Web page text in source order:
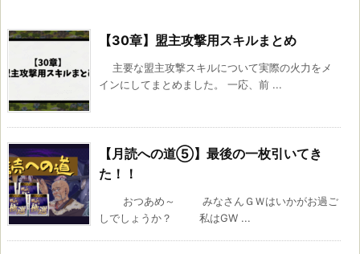
【30章】盟主攻撃用スキルまとめ
主要な盟主攻撃スキルについて実際の火力をメ
インにしてまとめました。 一応、前 ...
【月読への道⑤】最後の一枚引いてき
た！！
おつあめ～ みなさんＧＷはいかがお過ご
しでしょうか？ 私はGW ...